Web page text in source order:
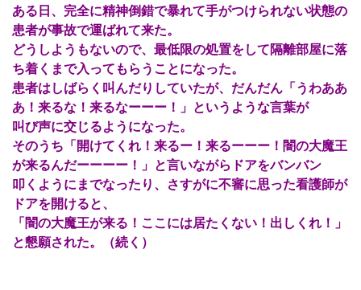
ある日、完全に精神倒錯で暴れて手がつけられない状態の
患者が事故で運ばれて来た。
どうしようもないので、最低限の処置をして隔離部屋に落
ち着くまで入ってもらうことになった。
患者はしばらく叫んだりしていたが、だんだん「うわああ
あ！来るな！来るなーーー！」というような言葉が
叫び声に交じるようになった。
そのうち「開けてくれ！来るー！来るーーー！闇の大魔王
が来るんだーーーー！」と言いながらドアをバンバン
叩くようにまでなったり、さすがに不審に思った看護師が
ドアを開けると、
「闇の大魔王が来る！ここには居たくない！出しくれ！」
と懇願された。（続く）